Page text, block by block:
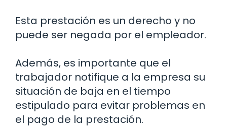
Esta prestación es un derecho y no
puede ser negada por el empleador.
Además, es importante que el
trabajador notifique a la empresa su
situación de baja en el tiempo
estipulado para evitar problemas en
el pago de la prestación.